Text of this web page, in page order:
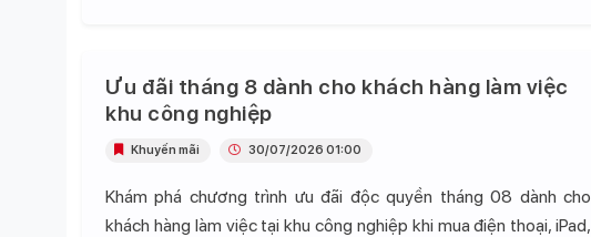
Ưu đãi tháng 8 dành cho khách hàng làm việc
khu công nghiệp
Khám phá chương trình ưu đãi độc quyền tháng 08 dành cho
khách hàng làm việc tại khu công nghiệp khi mua điện thoại, iPad,
Khuyến mãi 30/07/2026 01:00